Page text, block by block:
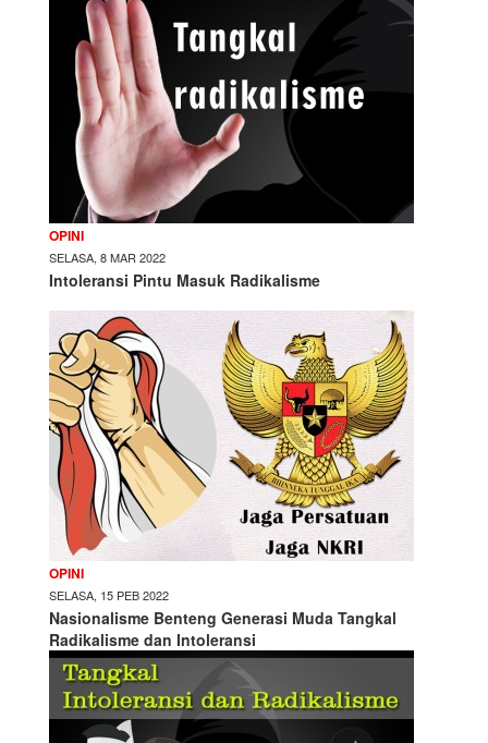
OPINI
SELASA, 8 MAR 2022
Intoleransi Pintu Masuk Radikalisme
OPINI
SELASA, 15 PEB 2022
Nasionalisme Benteng Generasi Muda Tangkal
Radikalisme dan Intoleransi